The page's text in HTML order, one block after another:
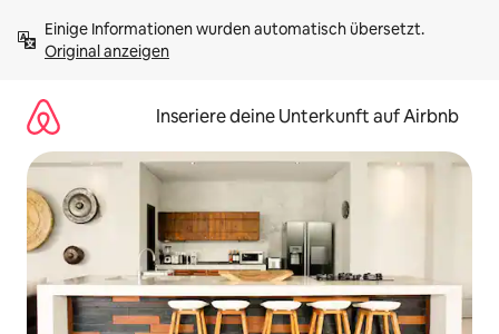
Inhalten
springenOriginal anzeigen
Inseriere deine Unterkunft auf Airbnb